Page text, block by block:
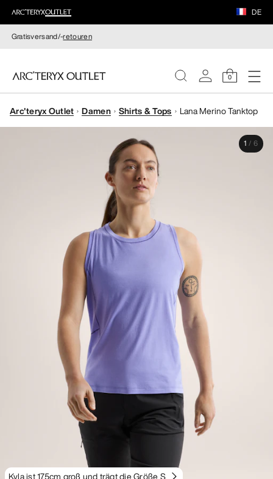
DE
Gratisversand/-retouren
0
DAMEN
Arc'teryx Outlet Damen Shirts & Tops Lana Merino Tanktop
1 / 6